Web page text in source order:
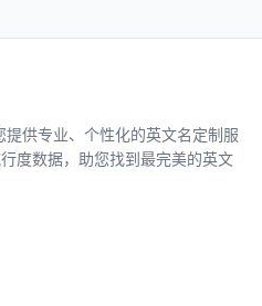
供专业、个性化的英文名定制服
度数据，助您找到最完美的英文